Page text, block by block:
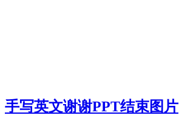
手写英文谢谢PPT结束图片